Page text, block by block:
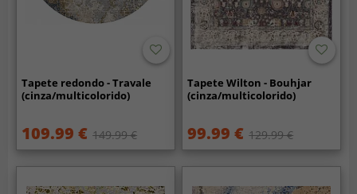
Tapete redondo - Travale
(cinza/multicolorido)
109.99 € 149.99 €
Tapete Wilton - Bouhjar
(cinza/multicolorido)
99.99 € 129.99 €